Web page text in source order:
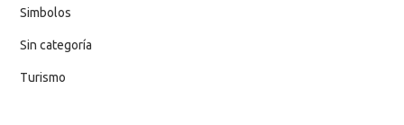
Simbolos
Sin categoría
Turismo